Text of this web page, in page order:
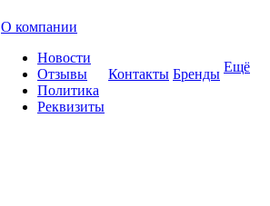
О компании
Новости
Отзывы
Политика
Реквизиты
Контакты Бренды Ещё